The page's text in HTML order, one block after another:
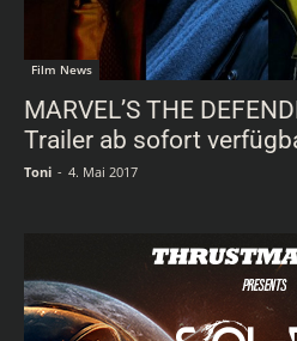
Film News
MARVEL’S THE
Trailer ab sofort
Toni - 4. Mai 2017